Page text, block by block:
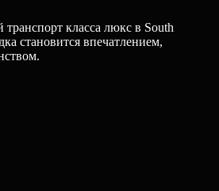
класса люкс в South
становится впечатлением,